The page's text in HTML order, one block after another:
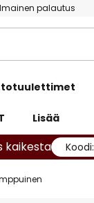
palautus
Lisää
kaikesta Koodi: